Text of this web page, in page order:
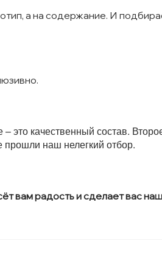
а на содержание. И
качественный состав.
прошли наш нелегкий отбор.
вам радость и сделает вас